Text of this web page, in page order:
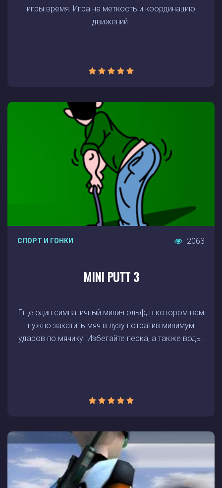
игры время. Игра на меткость и координацию
движений.
СПОРТ И ГОНКИ 2063
MINI PUTT 3
Еще один симпатичный мини-гольф, в котором вам
нужно закатить мяч в лузу потратив минимум
ударов по мячику. Избегайте песка, а также воды.